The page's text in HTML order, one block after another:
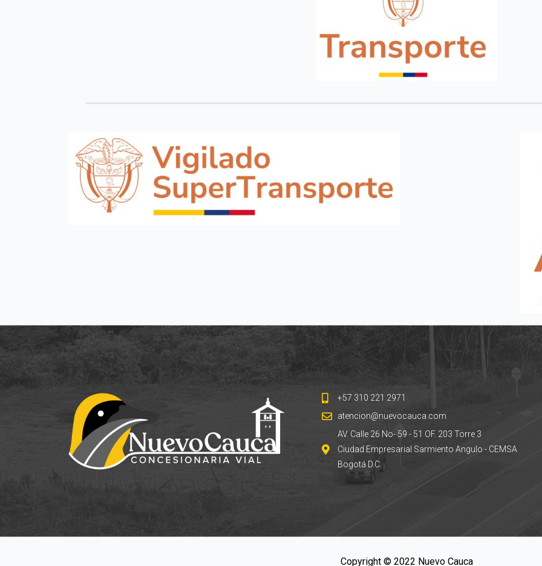
+57 310 221 2971
atencion@nuevocauca.com
AV. Calle 26 No- 59 - 51 OF. 203 Torre 3
Ciudad Empresarial Sarmiento Angulo - CEMSA
Bogotá D.C.
Copyright © 2022 Nuevo Cauca